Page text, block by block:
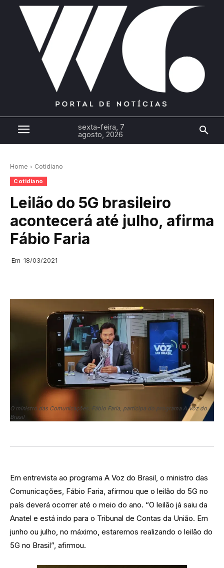
sexta-feira, 7
agosto, 2026
Home Cotidiano
Cotidiano
Leilão do 5G brasileiro
acontecerá até julho, afirma
Fábio Faria
Em 18/03/2021
O ministro das Comunicações, Fábio Faria, participa do programa A Voz do
Brasil
Em entrevista ao programa A Voz do Brasil, o ministro das
Comunicações, Fábio Faria, afirmou que o leilão do 5G no
país deverá ocorrer até o meio do ano. “O leilão já saiu da
Anatel e está indo para o Tribunal de Contas da União. Em
junho ou julho, no máximo, estaremos realizando o leilão do
5G no Brasil”, afirmou.